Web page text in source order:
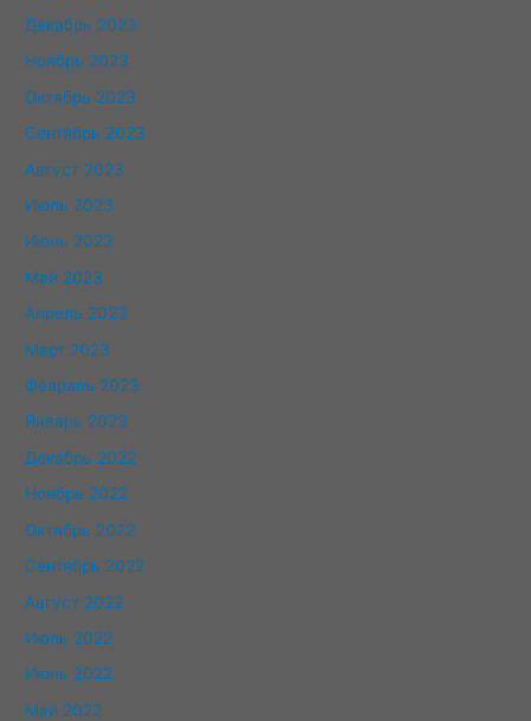
Декабрь 2023
Ноябрь 2023
Октябрь 2023
Сентябрь 2023
Август 2023
Июль 2023
Июнь 2023
Май 2023
Апрель 2023
Март 2023
Февраль 2023
Январь 2023
Декабрь 2022
Ноябрь 2022
Октябрь 2022
Сентябрь 2022
Август 2022
Июль 2022
Июнь 2022
Май 2022